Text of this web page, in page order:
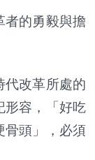
的勇毅與擔
改革所處的
形容，「好吃
骨頭」，必須